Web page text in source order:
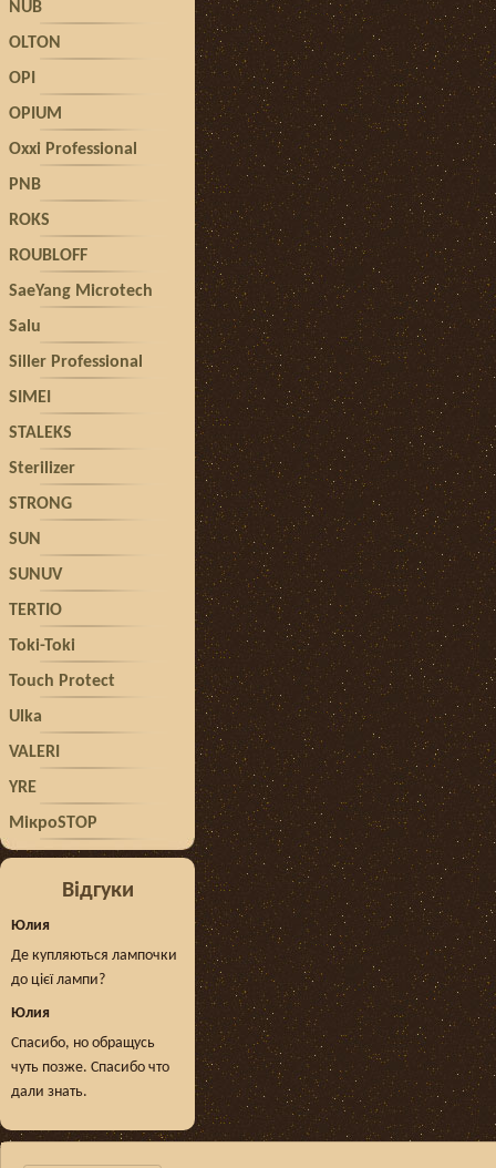
NUB
OLTON
OPI
OPIUM
Oxxi Professional
PNB
ROKS
ROUBLOFF
SaeYang Microtech
Salu
Siller Professional
SIMEI
STALEKS
Sterilizer
STRONG
SUN
SUNUV
TERTIO
Toki-Toki
Touch Protect
Ulka
VALERI
YRE
МікроSTOP
Відгуки
Юлия
Де купляються лампочки
до цієї лампи?
Юлия
Спасибо, но обращусь
чуть позже. Спасибо что
дали знать.